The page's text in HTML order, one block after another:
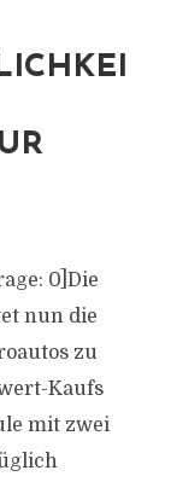
0]Die
nun die
zu
Kaufs
mit zwei